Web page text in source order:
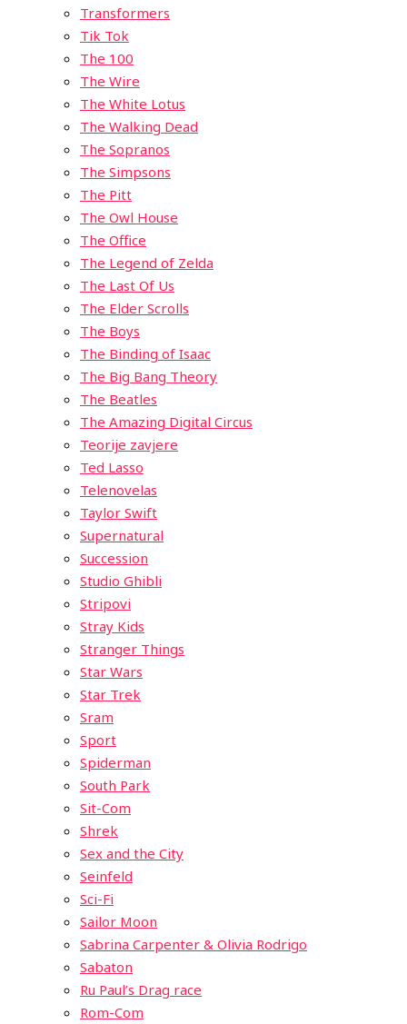
Transformers
Tik Tok
The 100
The Wire
The White Lotus
The Walking Dead
The Sopranos
The Simpsons
The Pitt
The Owl House
The Office
The Legend of Zelda
The Last Of Us
The Elder Scrolls
The Boys
The Binding of Isaac
The Big Bang Theory
The Beatles
The Amazing Digital Circus
Teorije zavjere
Ted Lasso
Telenovelas
Taylor Swift
Supernatural
Succession
Studio Ghibli
Stripovi
Stray Kids
Stranger Things
Star Wars
Star Trek
Sram
Sport
Spiderman
South Park
Sit-Com
Shrek
Sex and the City
Seinfeld
Sci-Fi
Sailor Moon
Sabrina Carpenter & Olivia Rodrigo
Sabaton
Ru Paul’s Drag race
Rom-Com